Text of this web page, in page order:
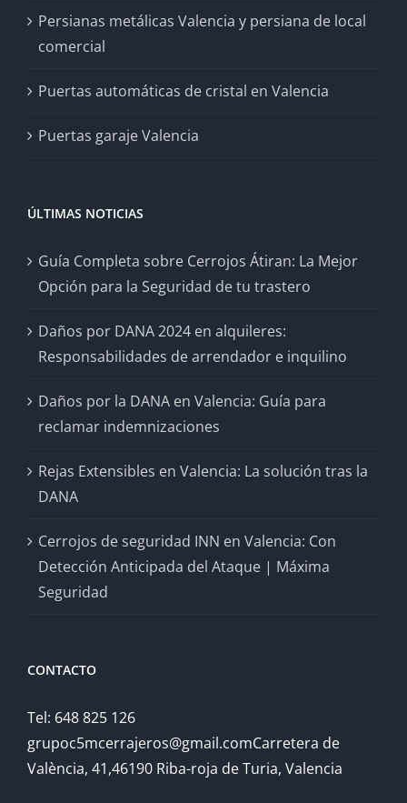
Persianas metálicas Valencia y persiana de local
comercial
Puertas automáticas de cristal en Valencia
Puertas garaje Valencia
ÚLTIMAS NOTICIAS
Guía Completa sobre Cerrojos Átiran: La Mejor
Opción para la Seguridad de tu trastero
Daños por DANA 2024 en alquileres:
Responsabilidades de arrendador e inquilino
Daños por la DANA en Valencia: Guía para
reclamar indemnizaciones
Rejas Extensibles en Valencia: La solución tras la
DANA
Cerrojos de seguridad INN en Valencia: Con
Detección Anticipada del Ataque | Máxima
Seguridad
CONTACTO
Tel: 648 825 126
grupoc5mcerrajeros@gmail.comCarretera de
València, 41,46190 Riba-roja de Turia, Valencia